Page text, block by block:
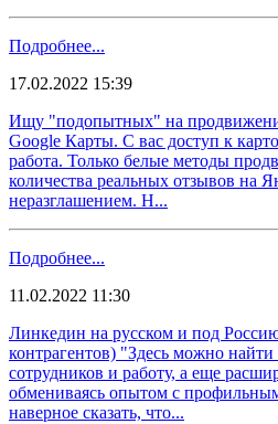
Подробнее...
17.02.2022 15:39
Ищу "подопытных" на
Google Карты. С вас доступ к
работа. Только белые методы
количества реальных отзывов на
неразглашением. Н...
Подробнее...
11.02.2022 11:30
Линкедин на русском и под
контрагентов) "Здесь можно
сотрудников и работу, а еще
обмениваясь опытом с
наверное сказать, что...